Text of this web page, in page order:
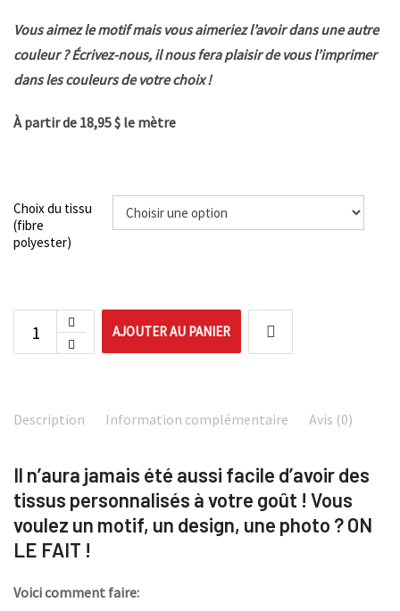
Vous aimez le motif mais vous aimeriez l’avoir dans une autre
couleur ? Écrivez-nous, il nous fera plaisir de vous l’imprimer
dans les couleurs de votre choix !
À partir de 18,95 $ le mètre
Choix du tissu
(fibre
polyester)
AJOUTER AU PANIER
Description Information complémentaire Avis (0)
Il n’aura jamais été aussi facile d’avoir des
tissus personnalisés à votre goût ! Vous
voulez un motif, un design, une photo ? ON
LE FAIT !
Voici comment faire: